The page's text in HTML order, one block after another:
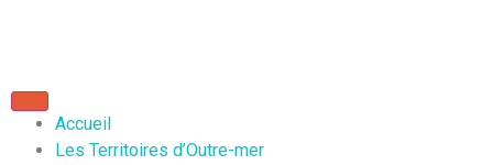
Accueil
Les Territoires d’Outre-mer